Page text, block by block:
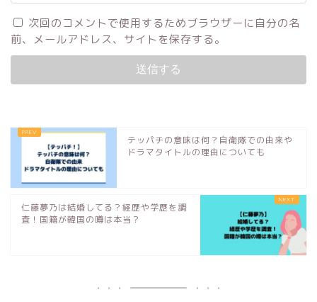
次回のコメントで使用するためブラウザーに自分の名
前、メールアドレス、サイトを保存する。
テッパチの意味は何？自衛隊での由来や
ドラマタイトルの理由についても
仁藤夢乃は結婚してる？経歴や学歴を調
査！国籍が韓国の噂は本当？